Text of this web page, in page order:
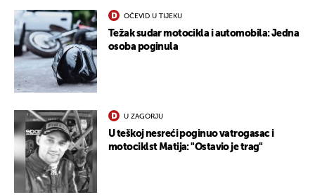
OČEVID U TIJEKU
Težak sudar motocikla i automobila: Jedna
osoba poginula
U ZAGORJU
U teškoj nesreći poginuo vatrogasac i
motociklst Matija: "Ostavio je trag"